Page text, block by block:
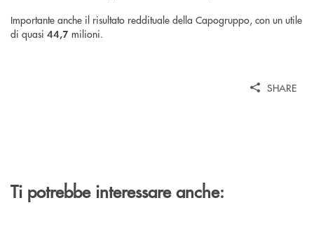
Importante anche il risultato reddituale della Capogruppo, con un utile
di quasi 44,7 milioni.
SHARE
Ti potrebbe interessare anche: